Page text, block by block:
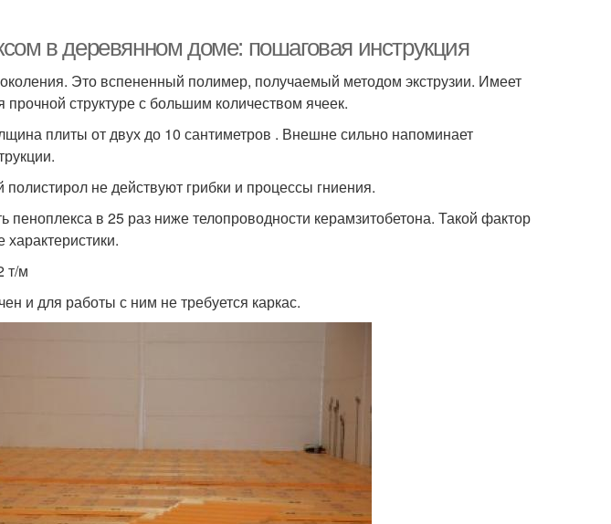
в деревянном доме: пошаговая инструкция
Это вспененный полимер, получаемый методом экструзии. Имеет
прочной структуре с большим количеством ячеек.
плиты от двух до 10 сантиметров . Внешне сильно напоминает
не действуют грибки и процессы гниения.
пеноплекса в 25 раз ниже телопроводности керамзитобетона. Такой фактор
т/м
и для работы с ним не требуется каркас.